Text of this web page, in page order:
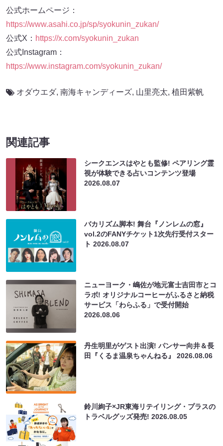
公式ホームページ：
https://www.asahi.co.jp/sp/syokunin_zukan/
公式X： https://x.com/syokunin_zukan
公式Instagram：
https://www.instagram.com/syokunin_zukan/
オダウエダ, 南海キャンディーズ, 山里亮太, 植田紫帆
関連記事
シークエンスはやとも監修! ペアリング霊
視が体験できる占いコンテンツ登場
2026.08.07
バカリズム脚本! 舞台『ノンレムの窓』
vol.2のFANYチケット1次先行受付スター
ト2026.08.07
ニューヨーク・嶋佐が地元富士吉田市とコ
ラボ! オリジナルコーヒーがふるさと納税
サービス「わらふる」で受付開始
2026.08.06
丹生明里がゲスト出演! パンサー向井＆長
田『くるま温泉ちゃんねる』2026.08.06
鈴川絢子×JR東海リテイリング・プラスの
トラベルグッズ発売!2026.08.05